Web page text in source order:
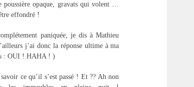
poussière opaque, gravats qui volent …
effondré !
paniquée, je dis à Mathieu
j’ai donc la réponse ultime à ma
: OUI ! HAHA ! )
ce qu’il s’est passé ! Et ?? Ah non